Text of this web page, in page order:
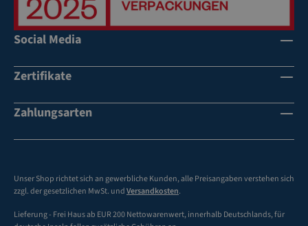
Social Media
Zertifikate
Zahlungsarten
Unser Shop richtet sich an gewerbliche Kunden, alle Preisangaben verstehen sich
zzgl. der gesetzlichen MwSt. undVersandkosten.
Lieferung - Frei Haus ab EUR 200 Nettowarenwert, innerhalb Deutschlands, für